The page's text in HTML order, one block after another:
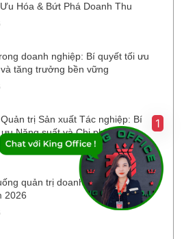
Hóa & Bứt Phá Doanh Thu
doanh nghiệp: Bí quyết tối ưu
tăng trưởng bền vững
trị Sản xuất Tác nghiệp: Bí
Năng suất và Chi phí
quản trị doanh nghiệp và giải
2026
1